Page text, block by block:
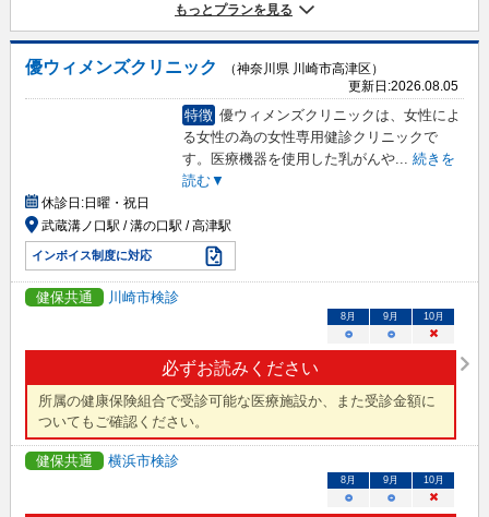
もっとプランを見る
優ウィメンズクリニック
（神奈川県 川崎市高津区）
更新日:2026.08.05
特徴 優ウィメンズクリニックは、女性によ
る女性の為の女性専用健診クリニックで
す。医療機器を使用した乳がんや... 続きを
読む▼
休診日:日曜・祝日
武蔵溝ノ口駅 / 溝の口駅 / 高津駅
インボイス制度に対応
健保共通 川崎市検診
必ずお読みください
所属の健康保険組合で受診可能な医療施設か、また受診金額に
ついてもご確認ください。
8月 9月 10月
○ ○ ×
健保共通 横浜市検診
8月 9月 10月
○ ○ ×